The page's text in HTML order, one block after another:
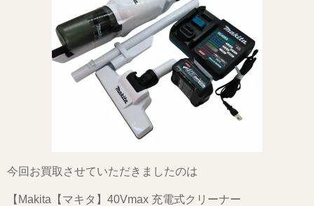
今回お買取させていただきましたのは
【Makita【マキタ】40Vmax 充電式クリーナー